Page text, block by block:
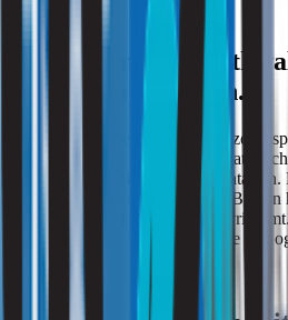
Slechte binnen
Chemische dampen.
Materialen en meubelen in huis zoals
keukenkastjes of bekleding, bevatten
binnenluchtkwaliteit kunnen aantasten.
een bekend voorbeeld; een stof Bij een
luchtvochtigheid ‘uitdampt’ en
zorgen voor hoofdpijn en irritatie van